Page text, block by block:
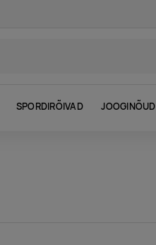
SPORDIRÕIVAD JOOGINÕUD